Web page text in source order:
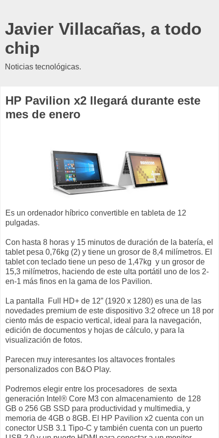
Javier Villacañas, a todo
chip
Noticias tecnológicas.
HP Pavilion x2 llegará durante este
mes de enero
Es un ordenador híbrico convertible en tableta de 12
pulgadas.
Con hasta 8 horas y 15 minutos de duración de la batería, el
tablet pesa 0,76kg (2) y tiene un grosor de 8,4 milímetros. El
tablet con teclado tiene un peso de 1,47kg y un grosor de
15,3 milímetros, haciendo de este ulta portátil uno de los 2-
en-1 más finos en la gama de los Pavilion.
La pantalla Full HD+ de 12” (1920 x 1280) es una de las
novedades premium de este dispositivo 3:2 ofrece un 18 por
ciento más de espacio vertical, ideal para la navegación,
edición de documentos y hojas de cálculo, y para la
visualización de fotos.
Parecen muy interesantes los altavoces frontales
personalizados con B&O Play.
Podremos elegir entre los procesadores de sexta
generación Intel® Core M3 con almacenamiento de 128
GB o 256 GB SSD para productividad y multimedia, y
memoria de 4GB o 8GB. El HP Pavilion x2 cuenta con un
conector USB 3.1 Tipo-C y también cuenta con un puerto